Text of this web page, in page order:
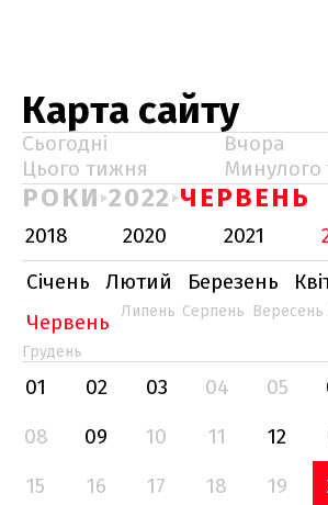
Карта сайту
Сьогодні
Вчора
Цього тижня
Минулого
РОКИ 2022 ЧЕРВЕНЬ
2018 2020 2021
Січень
Лютий Березень
Червень
Липень Серпень Вересень
Грудень
01 02 03 04 05
08
09 10 11 12
15
16 17 18 19